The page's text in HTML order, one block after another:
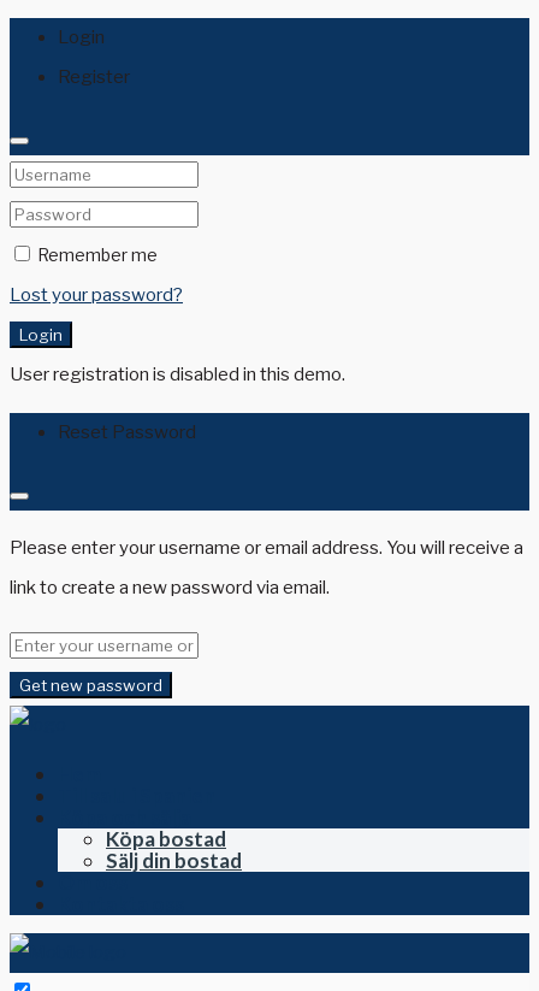
Login
Register
Remember me
Lost your password?
Login
User registration is disabled in this demo.
Reset Password
Please enter your username or email address. You will receive a
link to create a new password via email.
Get new password
Köpa bostad
Sälj din bostad